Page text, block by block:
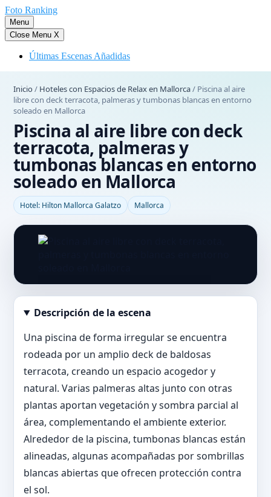
Saltar
al
contenido
Foto Ranking
Menu
Close Menu X
Últimas Escenas Añadidas
Inicio / Hoteles con Espacios de Relax en Mallorca/ Piscina al aire
libre con deck terracota, palmeras y tumbonas blancas en entorno
soleado en Mallorca
Piscina al aire libre con deck
terracota, palmeras y
tumbonas blancas en entorno
soleado en Mallorca
Hotel: Hilton Mallorca Galatzo Mallorca
Abrir imagen en tamaño completo
Descripción de la escena
Una piscina de forma irregular se encuentra
rodeada por un amplio deck de baldosas
terracota, creando un espacio acogedor y
natural. Varias palmeras altas junto con otras
plantas aportan vegetación y sombra parcial al
área, complementando el ambiente exterior.
Alrededor de la piscina, tumbonas blancas están
alineadas, algunas acompañadas por sombrillas
blancas abiertas que ofrecen protección contra
el sol.